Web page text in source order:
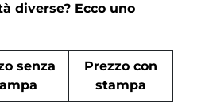
diverse? Ecco uno
senza
Prezzo con
stampa